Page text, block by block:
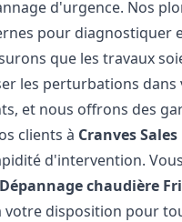
d'urgence. Nos
pour diagnostiquer
que les travaux
les perturbations dans
et nous offrons des
clients à Cranves Sales
d'intervention.
chaudière
votre disposition pour